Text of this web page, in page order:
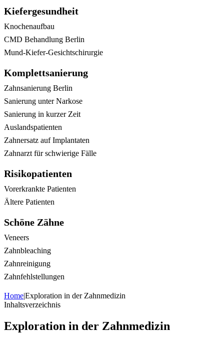
Kiefergesundheit
Knochenaufbau
CMD Behandlung Berlin
Mund-Kiefer-Gesichtschirurgie
Komplettsanierung
Zahnsanierung Berlin
Sanierung unter Narkose
Sanierung in kurzer Zeit
Auslandspatienten
Zahnersatz auf Implantaten
Zahnarzt für schwierige Fälle
Risikopatienten
Vorerkrankte Patienten
Ältere Patienten
Schöne Zähne
Veneers
Zahnbleaching
Zahnreinigung
Zahnfehlstellungen
Home|Exploration in der Zahnmedizin
Inhaltsverzeichnis
Exploration in der Zahnmedizin